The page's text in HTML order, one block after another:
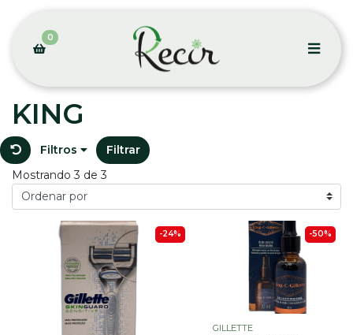
0
KING
Filtros
Filtrar
Mostrando 3 de 3
-24% -50%
GILLETTE